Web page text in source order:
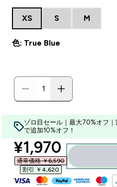
XS S M
色: True Blue
ゾロ目セール｜最大70%オフ
で追加10%オフ！
discounted
¥1,970‎
通常価格 ￥6,590‎
割引 ￥4,620‎